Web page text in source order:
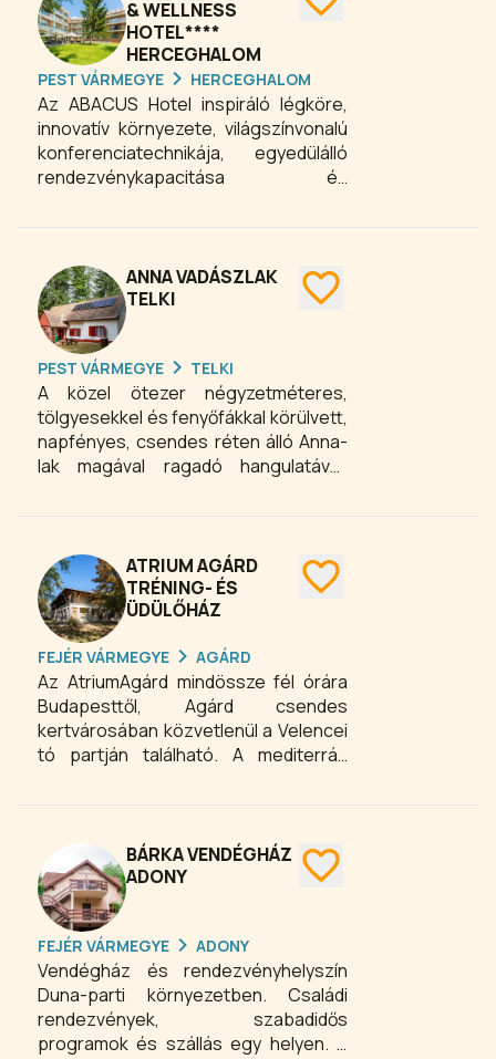
& WELLNESS
HOTEL****
HERCEGHALOM
PEST VÁRMEGYE HERCEGHALOM
Az ABACUS Hotel inspiráló légköre,
innovatív környezete, világszínvonalú
konferenciatechnikája, egyedülálló
rendezvénykapacitása és
filozófiája miatt az üzleti és szellemi
ANNA VADÁSZLAK
TELKI
PEST VÁRMEGYE TELKI
A közel ötezer négyzetméteres,
tölgyesekkel és fenyőfákkal körülvett,
napfényes, csendes réten álló Anna-
lak magával ragadó hangulatával,
alkalmas éjszakai szállásra, a
egy kisebb iskolai osztály (20-22 fő)
többnapos környezeti nevelési
programjának helyszíne is lehet.
ATRIUM AGÁRD
TRÉNING- ÉS
ÜDÜLŐHÁZ
FEJÉR VÁRMEGYE AGÁRD
Az AtriumAgárd mindössze fél órára
Budapesttől, Agárd csendes
kertvárosában közvetlenül a Velencei
tó partján található. A mediterrán
kellemes kertjének, nyugodt
köszönhetően kiváló alkalmat teremt
pihenésre, szórakozásra és csapat
munkára. Házunk ősztől tavaszig
tréningeknek, rendezvényeknek,
családi, baráti ünnepségeknek
biztosít exkluzív helyszínt valamint
igényes és izgalmas éttermi ellátást.
A nyári szezonban egyénileg és
családilag is kipróbálhatják az
BÁRKA VENDÉGHÁZ
ADONY
FEJÉR VÁRMEGYE ADONY
Vendégház és rendezvényhelyszín
Duna-parti környezetben. Családi
rendezvények, szabadidős
programok és szállás egy helyen. A